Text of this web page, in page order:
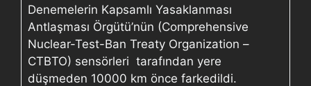
Denemelerin Kapsamlı Yasaklanması
Antlaşması Örgütü’nün (Comprehensive
Nuclear-Test-Ban Treaty Organization –
CTBTO) sensörleri tarafından yere
düşmeden 10000 km önce farkedildi.